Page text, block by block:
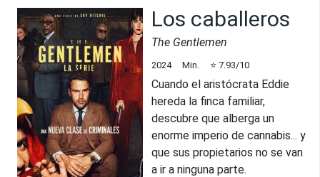
Los caballeros
The Gentlemen
2024 Min. ⭐ 7.93/10
Cuando el aristócrata Eddie
hereda la finca familiar,
descubre que alberga un
enorme imperio de cannabis... y
que sus propietarios no se van
a ir a ninguna parte.